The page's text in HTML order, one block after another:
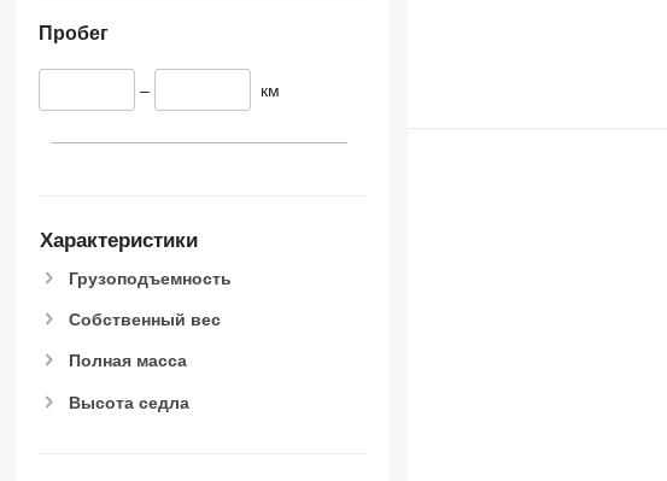
Пробег
– км
Характеристики
Грузоподъемность
Собственный вес
Полная масса
Высота седла